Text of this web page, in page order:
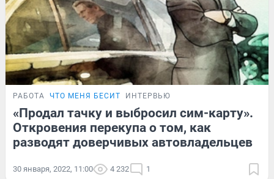
РАБОТА ЧТО МЕНЯ БЕСИТ ИНТЕРВЬЮ
«Продал тачку и выбросил сим-карту».
Откровения перекупа о том, как
разводят доверчивых автовладельцев
30 января, 2022, 11:00 4 232 1